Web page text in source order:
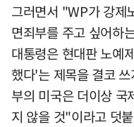
그러면서 "WP가 강제
면죄부를 주고 싶어하
대통령은 현대판 노예
했다'는 제목을 결코
부의 미국은 더이상 국
지 않을 것"이라고 덧